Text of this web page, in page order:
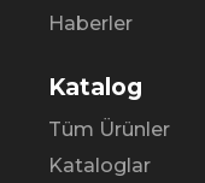
Haberler
Katalog
Tüm Ürünler
Kataloglar